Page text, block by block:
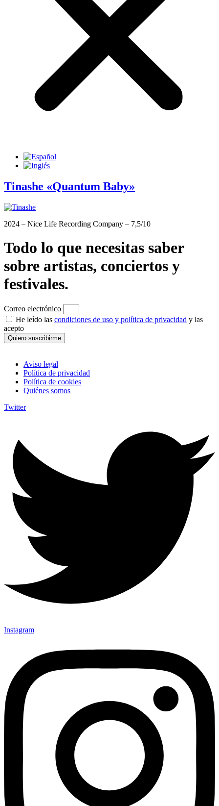
Tinashe «Quantum Baby»
2024 – Nice Life Recording Company – 7,5/10
Todo lo que necesitas saber
sobre artistas, conciertos y
festivales.
Correo electrónico
He leído las condiciones de uso y política de privacidad y las
acepto
Quiero suscribirme
Aviso legal
Política de privacidad
Política de cookies
Quiénes somos
Twitter
Instagram